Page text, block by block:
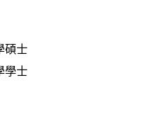
碩士
學士